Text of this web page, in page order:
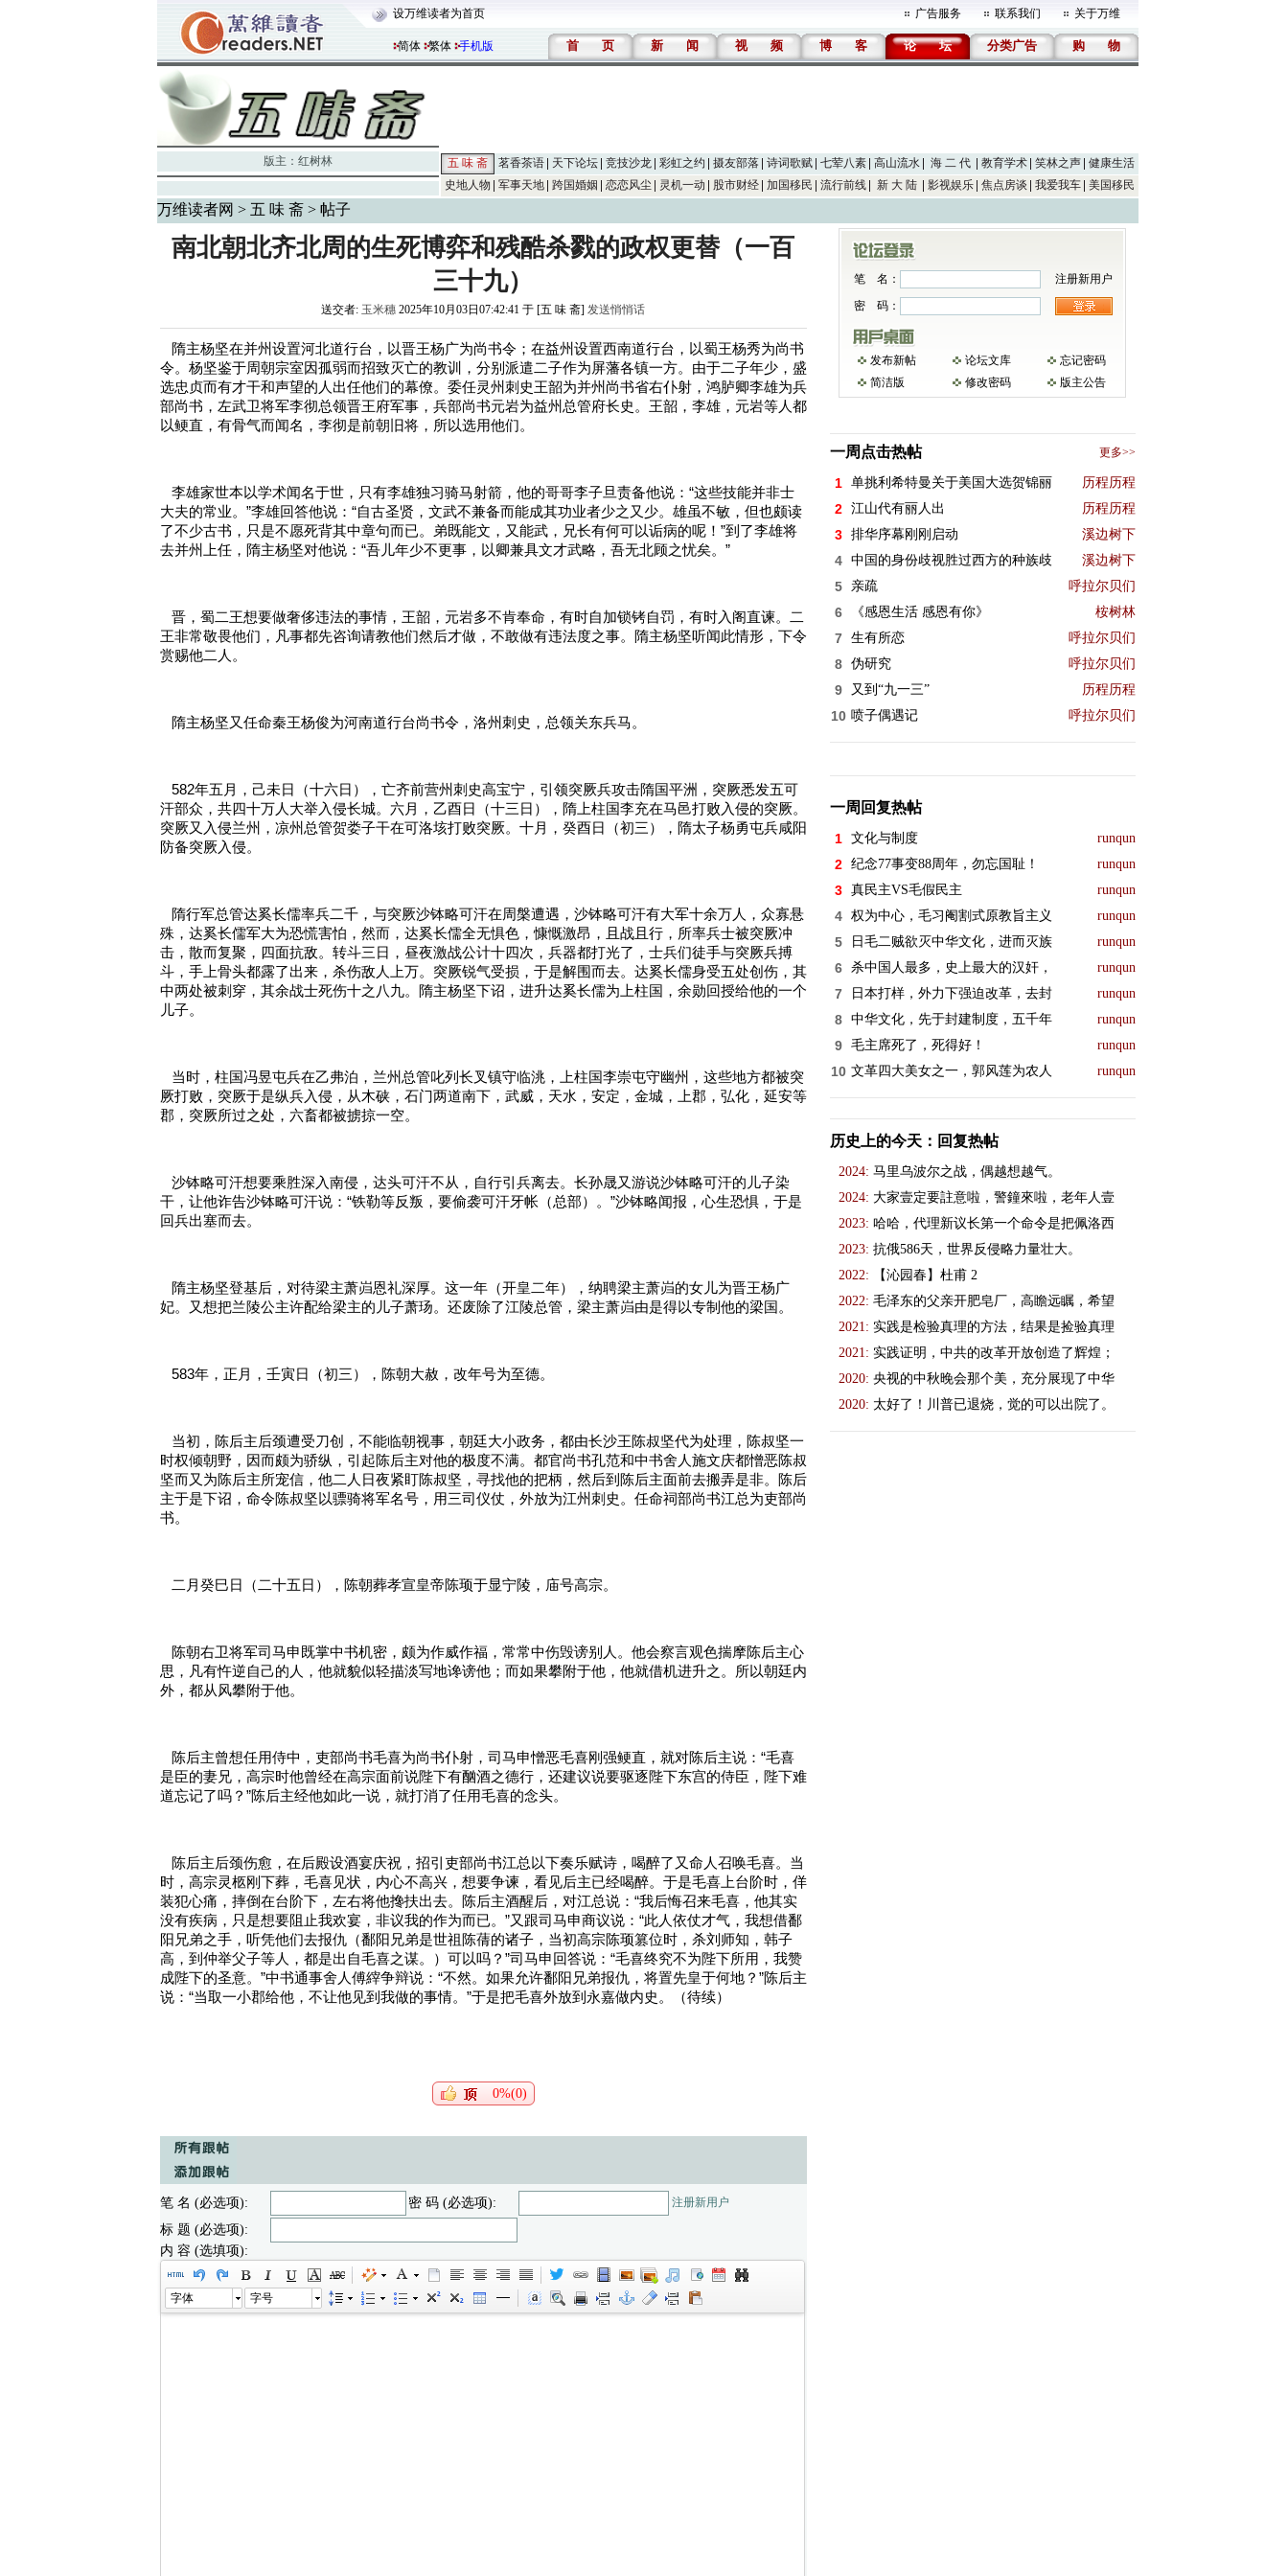
设万维读者为首页 广告服务 联系我们 关于万维
简体 繁体 手机版 首 页 新 闻 视 频 博 客 论 坛 分类广告 购 物
版主： 红树林 五 味 斋 茗香茶语 天下论坛 竞技沙龙 彩虹之约 摄友部落 诗词歌赋 七荤八素 高山流水 海 二 代 教育学术 笑林之声
健康生活
史地人物
军事天地 跨国婚姻 恋恋风尘 灵机一动 股市财经 加国移民 流行前线 新 大 陆 影视娱乐 焦点房谈 我爱我车 美国移民
万维读者网 > 五 味 斋> 帖子
南北朝北齐北周的生死博弈和残酷杀戮的政权更替（一百
三十九）
送交者: 玉米穗 2025年10月03日07:42:41 于 [五 味 斋] 发送悄悄话
隋主杨坚在并州设置河北道行台，以晋王杨广为尚书令；在益州设置西南道行台，以蜀王杨秀为尚书
令。杨坚鉴于周朝宗室因孤弱而招致灭亡的教训，分别派遣二子作为屏藩各镇一方。由于二子年少，盛
选忠贞而有才干和声望的人出任他们的幕僚。委任灵州刺史王韶为并州尚书省右仆射，鸿胪卿李雄为兵
部尚书，左武卫将军李彻总领晋王府军事，兵部尚书元岩为益州总管府长史。王韶，李雄，元岩等人都
以鲠直，有骨气而闻名，李彻是前朝旧将，所以选用他们。
李雄家世本以学术闻名于世，只有李雄独习骑马射箭，他的哥哥李子旦责备他说：“这些技能并非士
大夫的常业。”李雄回答他说：“自古圣贤，文武不兼备而能成其功业者少之又少。雄虽不敏，但也颇读
了不少古书，只是不愿死背其中章句而已。弟既能文，又能武，兄长有何可以诟病的呢！”到了李雄将
去并州上任，隋主杨坚对他说：“吾儿年少不更事，以卿兼具文才武略，吾无北顾之忧矣。”
晋，蜀二王想要做奢侈违法的事情，王韶，元岩多不肯奉命，有时自加锁铐自罚，有时入阁直谏。二
王非常敬畏他们，凡事都先咨询请教他们然后才做，不敢做有违法度之事。隋主杨坚听闻此情形，下令
赏赐他二人。
隋主杨坚又任命秦王杨俊为河南道行台尚书令，洛州刺史，总领关东兵马。
582年五月，己未日（十六日），亡齐前营州刺史高宝宁，引领突厥兵攻击隋国平洲，突厥悉发五可
汗部众，共四十万人大举入侵长城。六月，乙酉日（十三日），隋上柱国李充在马邑打败入侵的突厥。
突厥又入侵兰州，凉州总管贺娄子干在可洛垓打败突厥。十月，癸酉日（初三），隋太子杨勇屯兵咸阳
防备突厥入侵。
隋行军总管达奚长儒率兵二千，与突厥沙钵略可汗在周槃遭遇，沙钵略可汗有大军十余万人，众寡悬
殊，达奚长儒军大为恐慌害怕，然而，达奚长儒全无惧色，慷慨激昂，且战且行，所率兵士被突厥冲
击，散而复聚，四面抗敌。转斗三日，昼夜激战公计十四次，兵器都打光了，士兵们徒手与突厥兵搏
斗，手上骨头都露了出来，杀伤敌人上万。突厥锐气受损，于是解围而去。达奚长儒身受五处创伤，其
中两处被刺穿，其余战士死伤十之八九。隋主杨坚下诏，进升达奚长儒为上柱国，余勋回授给他的一个
儿子。
当时，柱国冯昱屯兵在乙弗泊，兰州总管叱列长叉镇守临洮，上柱国李崇屯守幽州，这些地方都被突
厥打败，突厥于是纵兵入侵，从木硖，石门两道南下，武威，天水，安定，金城，上郡，弘化，延安等
郡，突厥所过之处，六畜都被掳掠一空。
沙钵略可汗想要乘胜深入南侵，达头可汗不从，自行引兵离去。长孙晟又游说沙钵略可汗的儿子染
干，让他诈告沙钵略可汗说：“铁勒等反叛，要偷袭可汗牙帐（总部）。”沙钵略闻报，心生恐惧，于是
回兵出塞而去。
隋主杨坚登基后，对待梁主萧岿恩礼深厚。这一年（开皇二年），纳聘梁主萧岿的女儿为晋王杨广
妃。又想把兰陵公主许配给梁主的儿子萧玚。还废除了江陵总管，梁主萧岿由是得以专制他的梁国。
583年，正月，壬寅日（初三），陈朝大赦，改年号为至德。
当初，陈后主后颈遭受刀创，不能临朝视事，朝廷大小政务，都由长沙王陈叔坚代为处理，陈叔坚一
时权倾朝野，因而颇为骄纵，引起陈后主对他的极度不满。都官尚书孔范和中书舍人施文庆都憎恶陈叔
坚而又为陈后主所宠信，他二人日夜紧盯陈叔坚，寻找他的把柄，然后到陈后主面前去搬弄是非。陈后
主于是下诏，命令陈叔坚以骠骑将军名号，用三司仪仗，外放为江州刺史。任命祠部尚书江总为吏部尚
书。
二月癸巳日（二十五日），陈朝葬孝宣皇帝陈顼于显宁陵，庙号高宗。
陈朝右卫将军司马申既掌中书机密，颇为作威作福，常常中伤毁谤别人。他会察言观色揣摩陈后主心
思，凡有忤逆自己的人，他就貌似轻描淡写地谗谤他；而如果攀附于他，他就借机进升之。所以朝廷内
外，都从风攀附于他。
陈后主曾想任用侍中，吏部尚书毛喜为尚书仆射，司马申憎恶毛喜刚强鲠直，就对陈后主说：“毛喜
是臣的妻兄，高宗时他曾经在高宗面前说陛下有酗酒之德行，还建议说要驱逐陛下东宫的侍臣，陛下难
道忘记了吗？”陈后主经他如此一说，就打消了任用毛喜的念头。
陈后主后颈伤愈，在后殿设酒宴庆祝，招引吏部尚书江总以下奏乐赋诗，喝醉了又命人召唤毛喜。当
时，高宗灵柩刚下葬，毛喜见状，内心不高兴，想要争谏，看见后主已经喝醉。于是毛喜上台阶时，佯
装犯心痛，摔倒在台阶下，左右将他搀扶出去。陈后主酒醒后，对江总说：“我后悔召来毛喜，他其实
没有疾病，只是想要阻止我欢宴，非议我的作为而已。”又跟司马申商议说：“此人依仗才气，我想借鄱
阳兄弟之手，听凭他们去报仇（鄱阳兄弟是世祖陈蒨的诸子，当初高宗陈顼篡位时，杀刘师知，韩子
高，到仲举父子等人，都是出自毛喜之谋。）可以吗？”司马申回答说：“毛喜终究不为陛下所用，我赞
成陛下的圣意。”中书通事舍人傅縡争辩说：“不然。如果允许鄱阳兄弟报仇，将置先皇于何地？”陈后主
说：“当取一小郡给他，不让他见到我做的事情。”于是把毛喜外放到永嘉做内史。（待续）
0%(0)
笔 名 (必选项): 密 码 (必选项): 注册新用户
标 题 (必选项):
内 容 (选填项):
字体 字号
笔 名：
注册新用户
密 码：
发布新帖 论坛文库
忘记密码
简洁版
修改密码 版主公告
一周点击热帖 更多>>
1 单挑利希特曼关于美国大选贺锦丽 历程历程
2 江山代有丽人出 历程历程
3 排华序幕刚刚启动 溪边树下
4 中国的身份歧视胜过西方的种族歧 溪边树下
5 亲疏 呼拉尔贝们
6 《感恩生活 感恩有你》 桉树林
7 生有所恋 呼拉尔贝们
8 伪研究 呼拉尔贝们
9 又到“九一三” 历程历程
10 喷子偶遇记 呼拉尔贝们
一周回复热帖
1 文化与制度 runqun
2 纪念77事变88周年，勿忘国耻！ runqun
3 真民主VS毛假民主 runqun
4 权为中心，毛习阉割式原教旨主义 runqun
5 日毛二贼欲灭中华文化，进而灭族 runqun
6 杀中国人最多，史上最大的汉奸， runqun
7 日本打样，外力下强迫改革，去封 runqun
8 中华文化，先于封建制度，五千年 runqun
9 毛主席死了，死得好！ runqun
10 文革四大美女之一，郭风莲为农人 runqun
历史上的今天：回复热帖
2024: 马里乌波尔之战，偶越想越气。
2024: 大家壹定要註意啦，警鐘來啦，老年人壹
2023: 哈哈，代理新议长第一个命令是把佩洛西
2023: 抗俄586天，世界反侵略力量壮大。
2022:
【沁园春】杜甫 2
2022: 毛泽东的父亲开肥皂厂，高瞻远瞩，希望
2021: 实践是检验真理的方法，结果是捡验真理
2021: 实践证明，中共的改革开放创造了辉煌；
2020: 央视的中秋晚会那个美，充分展现了中华
2020: 太好了！川普已退烧，觉的可以出院了。